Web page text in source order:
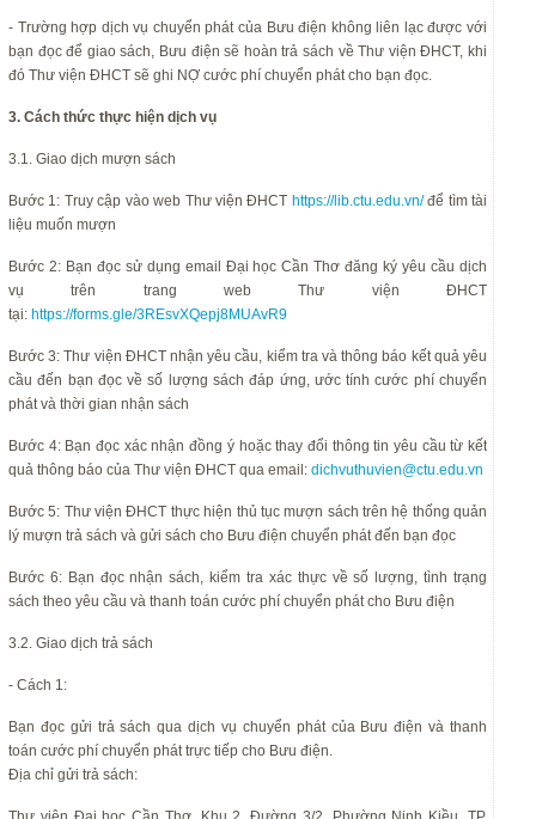
- Trường hợp dịch vụ chuyển phát của Bưu điện không liên lạc được với
bạn đọc để giao sách, Bưu điện sẽ hoàn trả sách về Thư viện ĐHCT, khi
đó Thư viện ĐHCT sẽ ghi NỢ cước phí chuyển phát cho bạn đọc.
3. Cách thức thực hiện dịch vụ
3.1. Giao dịch mượn sách
Bước 1: Truy cập vào web Thư viện ĐHCT https://lib.ctu.edu.vn/để tìm tài
liệu muốn mượn
Bước 2: Bạn đọc sử dụng email Đại học Cần Thơ đăng ký yêu cầu dịch
vụ trên trang web Thư viện ĐHCT
tại: https://forms.gle/3REsvXQepj8MUAvR9
Bước 3: Thư viện ĐHCT nhận yêu cầu, kiểm tra và thông báo kết quả yêu
cầu đến bạn đọc về số lượng sách đáp ứng, ước tính cước phí chuyển
phát và thời gian nhận sách
Bước 4: Bạn đọc xác nhận đồng ý hoặc thay đổi thông tin yêu cầu từ kết
quả thông báo của Thư viện ĐHCT qua email: dichvuthuvien@ctu.edu.vn
Bước 5: Thư viện ĐHCT thực hiện thủ tục mượn sách trên hệ thống quản
lý mượn trả sách và gửi sách cho Bưu điện chuyển phát đến bạn đọc
Bước 6: Bạn đọc nhận sách, kiểm tra xác thực về số lượng, tình trạng
sách theo yêu cầu và thanh toán cước phí chuyển phát cho Bưu điện
3.2. Giao dịch trả sách
- Cách 1:
Bạn đọc gửi trả sách qua dịch vụ chuyển phát của Bưu điện và thanh
toán cước phí chuyển phát trực tiếp cho Bưu điện.
Địa chỉ gửi trả sách: